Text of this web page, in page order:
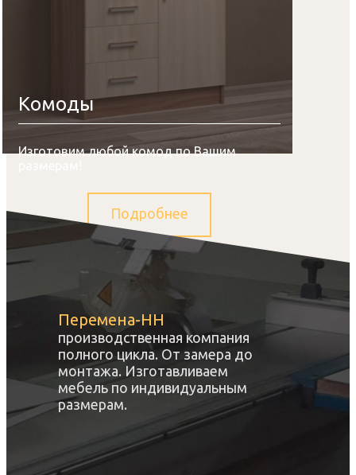
Комоды
Изготовим любой комод по Вашим
Подробнее
Перемена-НН
производственная компания
полного цикла. От замера до
монтажа. Изготавливаем
мебель по индивидуальным
размерам.